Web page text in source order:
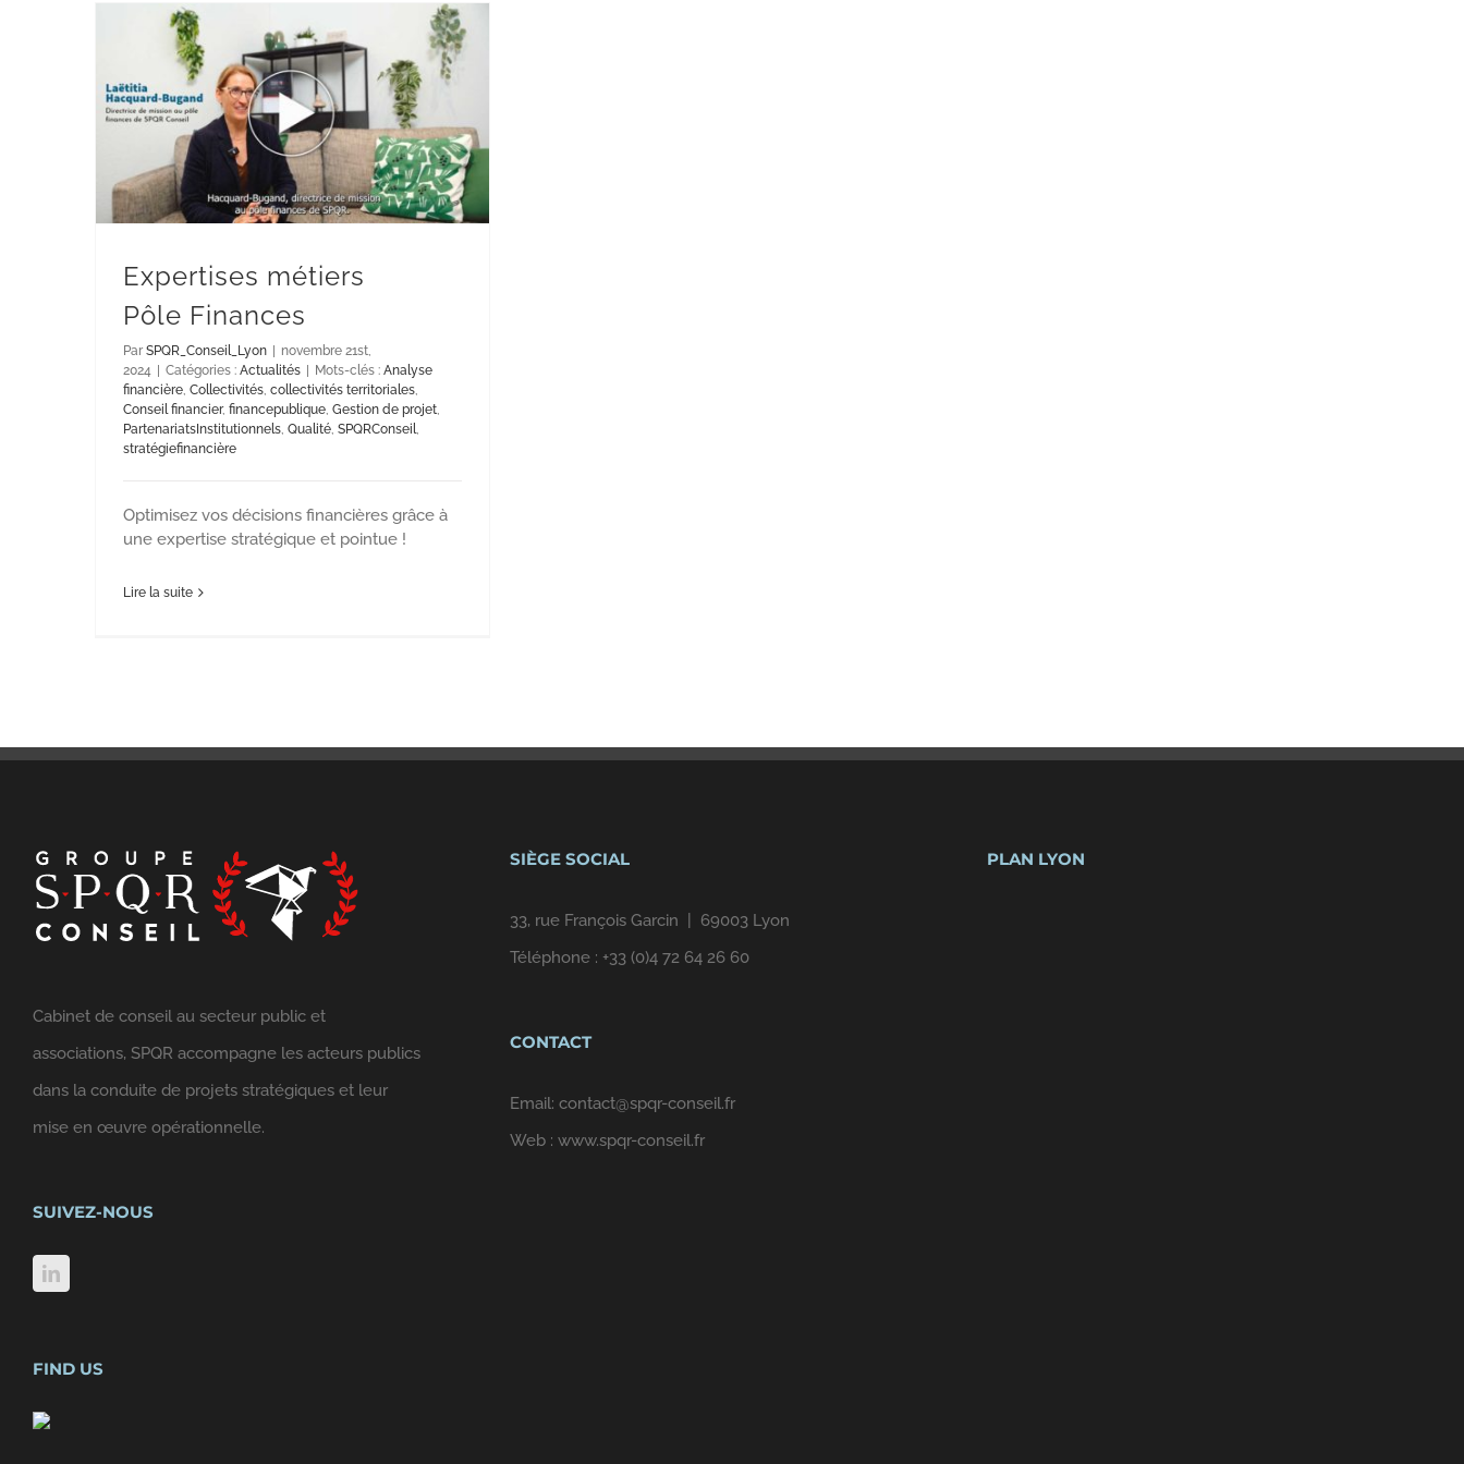
Expertises métiers
Pôle Finances
Par SPQR_Conseil_Lyon
novembre 21st,
2024
Catégories : Actualités Mots-clés : Analyse
financière, Collectivités, collectivités territoriales,
Conseil financier, financepublique, Gestion de projet,
PartenariatsInstitutionnels, Qualité, SPQRConseil,
stratégiefinancière
Optimisez vos décisions financières grâce à
une expertise stratégique et pointue !
Lire la suite
Cabinet de conseil au secteur public et
associations, SPQR accompagne les acteurs publics
dans la conduite de projets stratégiques et leur
mise en œuvre opérationnelle.
SUIVEZ-NOUS
FIND US
SIÈGE SOCIAL
33, rue François Garcin | 69003 Lyon
Téléphone : +33 (0)4 72 64 26 60
CONTACT
Email: contact@spqr-conseil.fr
Web : www.spqr-conseil.fr
PLAN LYON